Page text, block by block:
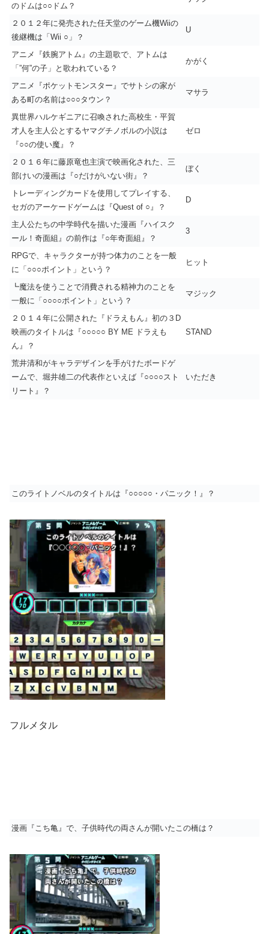
のドムは○○ドム？
２０１２年に発売された任天堂のゲーム機Wiiの
後継機は「Wii ○」？
U
アニメ『鉄腕アトム』の主題歌で、アトムは
「”何”の子」と歌われている？
かがく
アニメ『ポケットモンスター』でサトシの家が
ある町の名前は○○○タウン？
マサラ
異世界ハルケギニアに召喚された高校生・平賀
才人を主人公とするヤマグチノボルの小説は
『○○の使い魔』？
ゼロ
２０１６年に藤原竜也主演で映画化された、三
部けいの漫画は『○だけがいない街』？
ぼく
トレーディングカードを使用してプレイする、
セガのアーケードゲームは『Quest of ○』？
D
主人公たちの中学時代を描いた漫画『ハイスク
ール！奇面組』の前作は『○年奇面組』？
3
RPGで、キャラクターが持つ体力のことを一般
に「○○○ポイント」という？
ヒット
┗魔法を使うことで消費される精神力のことを
一般に「○○○○ポイント」という？
マジック
２０１４年に公開された『ドラえもん』初の３D
映画のタイトルは『○○○○○ BY ME ドラえも
ん』？
STAND
荒井清和がキャラデザインを手がけたボードゲ
ームで、堀井雄二の代表作といえば『○○○○スト
リート』？
いただき
このライトノベルのタイトルは『○○○○○・パニック！』？
フルメタル
漫画『こち亀』で、子供時代の両さんが開いたこの橋は？